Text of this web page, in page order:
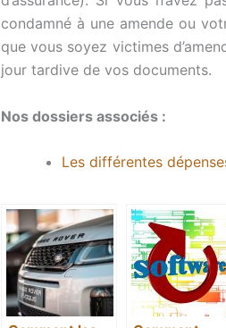
condamné à une amende ou
que vous soyez victimes
jour tardive de vos documents.
Nos dossiers associés :
Les différentes